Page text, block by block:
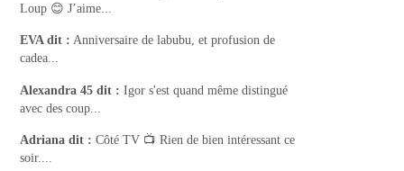
Loup 😊 J’aime...
EVAdit : Anniversaire de labubu, et profusion de
cadea...
Alexandra 45 dit : Igor s'est quand même distingué
avec des coup...
Adriana dit : Côté TV 📺 Rien de bien intéressant ce
soir....